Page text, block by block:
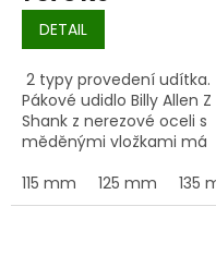
DETAIL
2 typy provedení udítka.
Pákové udidlo Billy Allen Z
Shank z nerezové oceli s
měděnými vložkami má
115 mm
125 mm 135